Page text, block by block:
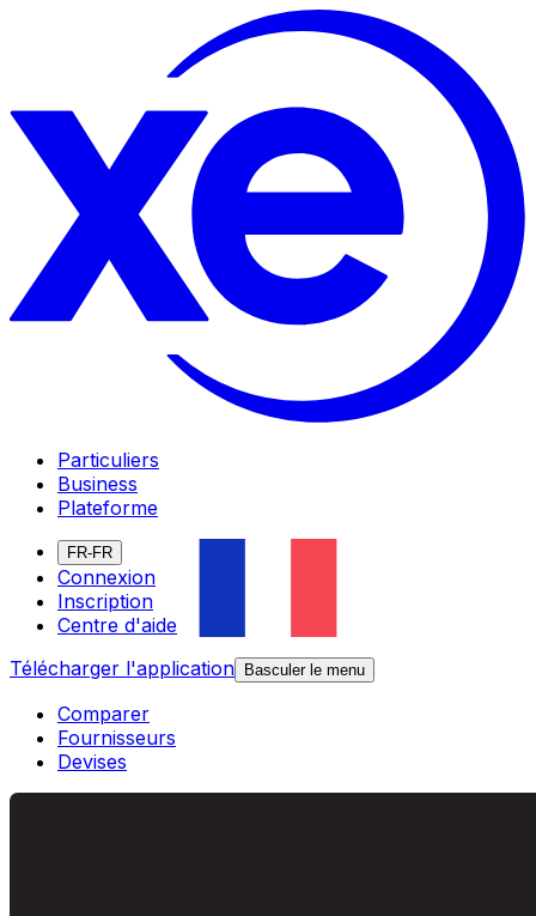
Particuliers
Business
Plateforme
FR-FR
Connexion
Inscription
Centre d'aide
Télécharger l'application
Basculer le menu
Comparer
Fournisseurs
Devises